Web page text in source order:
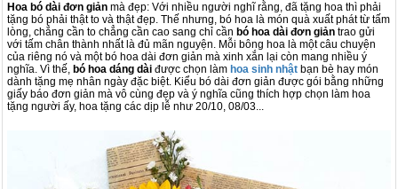
Hoa bó dài đơn giản mà đẹp: Với nhiều người nghĩ rằng, đã tặng hoa thì phải
tặng bó phải thật to và thật đẹp. Thế nhưng, bó hoa là món quà xuất phát từ tấm
lòng, chẳng cần to chẳng cần cao sang chỉ cần bó hoa dài đơn giản trao gửi
với tấm chân thành nhất là đủ mãn nguyện. Mỗi bông hoa là một câu chuyện
của riêng nó và một bó hoa dài đơn giản mà xinh xắn lại còn mang nhiều ý
nghĩa. Vì thế, bó hoa dáng dài được chọn làm hoa sinh nhật bạn bè hay món
dành tặng mẹ nhân ngày đặc biệt. Kiểu bó dài đơn giản được gói bằng những
giấy báo đơn giản mà vô cùng đẹp và ý nghĩa cũng thích hợp chọn làm hoa
tặng người ấy, hoa tặng các dịp lễ như 20/10, 08/03...